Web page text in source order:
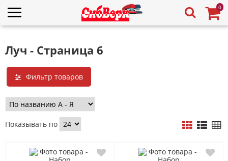
0
Луч - Страница 6
Фильтр товаров
Показывать по